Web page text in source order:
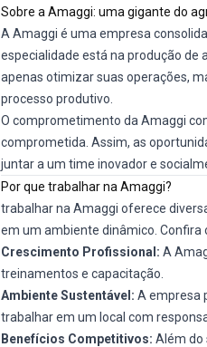
Sobre a Amaggi: uma gigante do
A Amaggi é uma empresa
especialidade está na produção de
apenas otimizar suas operações,
processo produtivo.
O comprometimento da Amaggi
comprometida. Assim, as
juntar a um time inovador e
Por que trabalhar na Amaggi?
trabalhar na Amaggi oferece
em um ambiente dinâmico. Confira
Crescimento Profissional: A
treinamentos e capacitação.
Ambiente Sustentável: A empresa
trabalhar em um local com
Benefícios Competitivos: Além do